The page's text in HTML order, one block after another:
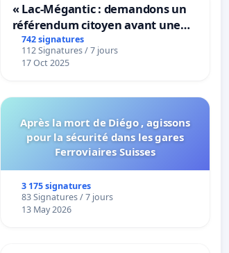
« Lac-Mégantic : demandons un
référendum citoyen avant une
transformation irréversible de
notre territoire »
742 signatures
112 Signatures / 7 jours
17 Oct 2025
Après la mort de Diégo , agissons
pour la sécurité dans les gares
Ferroviaires Suisses
3 175 signatures
83 Signatures / 7 jours
13 May 2026